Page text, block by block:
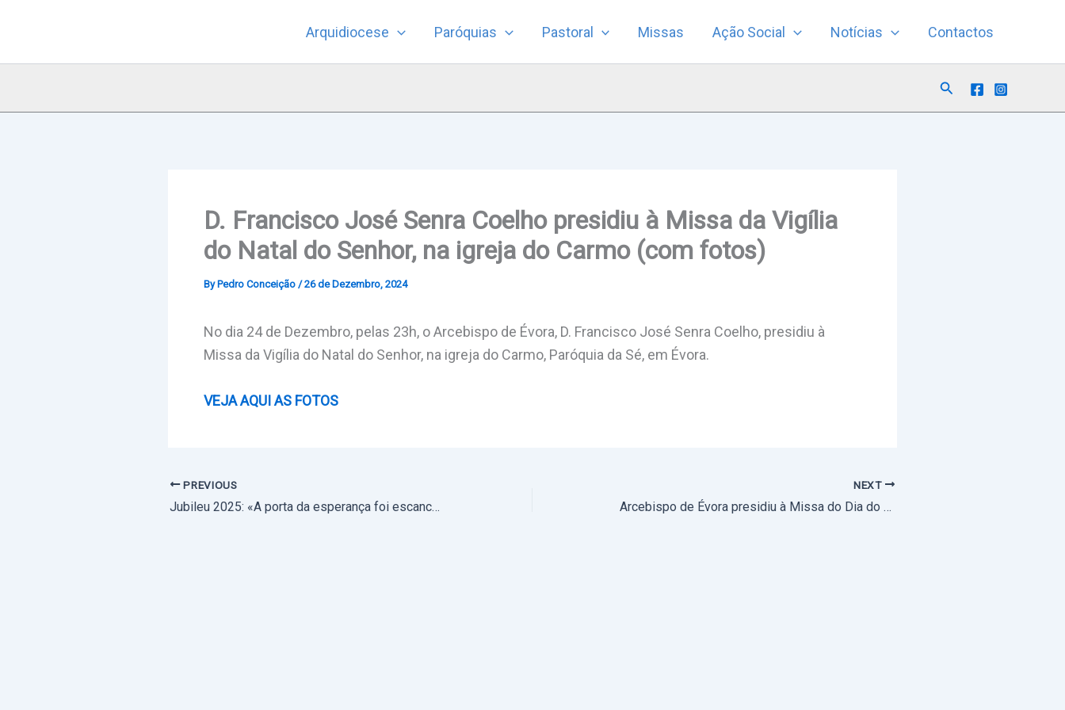
Arquidiocese Paróquias Pastoral Missas Ação Social Notícias Contactos
Search
D. Francisco José Senra Coelho presidiu à Missa da Vigília
do Natal do Senhor, na igreja do Carmo (com fotos)
By Pedro Conceição /26 de Dezembro, 2024
No dia 24 de Dezembro, pelas 23h, o Arcebispo de Évora, D. Francisco José Senra Coelho, presidiu à
Missa da Vigília do Natal do Senhor, na igreja do Carmo, Paróquia da Sé, em Évora.
VEJA AQUI AS FOTOS
PREVIOUS
Jubileu 2025: «A porta da esperança foi escancarada para o mundo», afirmou o Papa Francisco após passar pela Porta Santa
NEXT
Arcebispo de Évora presidiu à Missa do Dia do Natal de Nosso Senhor Jesus Cristo, na Paróquia de São Julião, em Monte do Trigo (com fotos)